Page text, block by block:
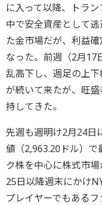
に入って以降、トラ
中で安全資産として
た金市場だが、利益
なった。前週（2月17
乱高下し、週足の上
が続いて来たが、旺
持してきた。
先週も週明け2月24日
値（2,963.20ドル）
ク株を中心に株式市
25日以降週末にかけ
プレイヤーでもある